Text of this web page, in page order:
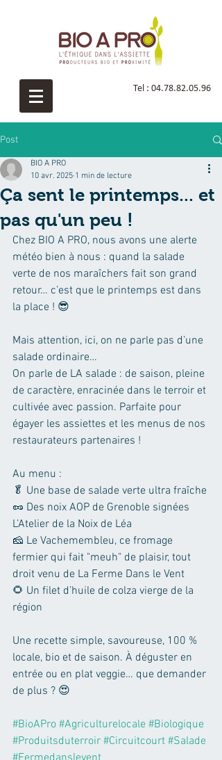
Tel : 04.78.82.05.96
Post
Ça sent le printemps... et
pas qu'un peu !
BIO A PRO
10 avr. 2025 1 min de lecture
Chez BIO A PRO, nous avons une alerte
météo bien à nous : quand la salade
verte de nos maraîchers fait son grand
retour… c’est que le printemps est dans
la place ! 😎
Mais attention, ici, on ne parle pas d’une
salade ordinaire…
On parle de LA salade : de saison, pleine
de caractère, enracinée dans le terroir et
cultivée avec passion. Parfaite pour
égayer les assiettes et les menus de nos
restaurateurs partenaires !
Au menu :
🥬 Une base de salade verte ultra fraîche
🥜 Des noix AOP de Grenoble signées
L’Atelier de la Noix de Léa
🧀 Le Vachemembleu, ce fromage
fermier qui fait "meuh" de plaisir, tout
droit venu de La Ferme Dans le Vent
🌻 Un filet d’huile de colza vierge de la
région
Une recette simple, savoureuse, 100 %
locale, bio et de saison. À déguster en
entrée ou en plat veggie… que demander
de plus ? 😍
#BioAPro #Agriculturelocale #Biologique
#Produitsduterroir #Circuitcourt #Salade